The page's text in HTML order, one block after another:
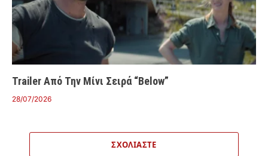
Trailer Από Την Μίνι Σειρά “Below”
28/07/2026
ΣΧΟΛΙΆΣΤΕ